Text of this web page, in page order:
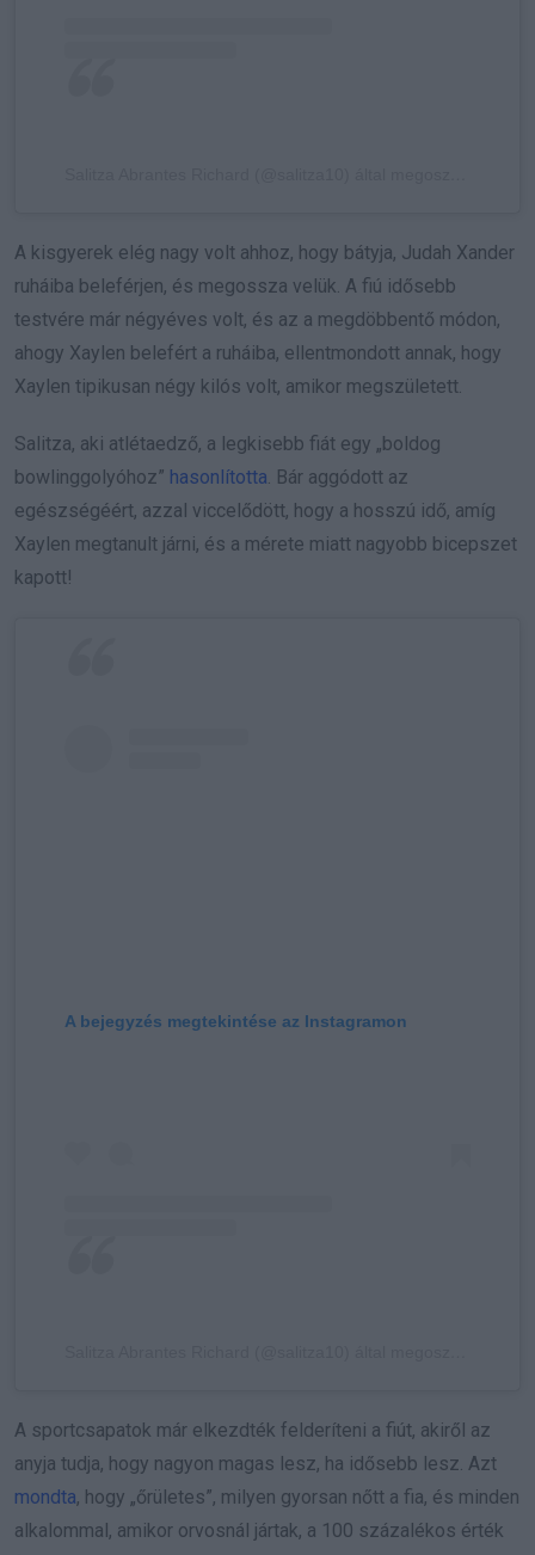
A kisgyerek elég nagy volt ahhoz, hogy bátyja, Judah Xander
ruháiba beleférjen, és megossza velük. A fiú idősebb
testvére már négyéves volt, és az a megdöbbentő módon,
ahogy Xaylen belefért a ruháiba, ellentmondott annak, hogy
Xaylen tipikusan négy kilós volt, amikor megszületett.
Salitza, aki atlétaedző, a legkisebb fiát egy „boldog
bowlinggolyóhoz” hasonlította. Bár aggódott az
egészségéért, azzal viccelődött, hogy a hosszú idő, amíg
Xaylen megtanult járni, és a mérete miatt nagyobb bicepszet
kapott!
A bejegyzés megtekintése az Instagramon
A sportcsapatok már elkezdték felderíteni a fiút, akiről az
anyja tudja, hogy nagyon magas lesz, ha idősebb lesz. Azt
mondta, hogy „őrületes”, milyen gyorsan nőtt a fia, és minden
alkalommal, amikor orvosnál jártak, a 100 százalékos érték